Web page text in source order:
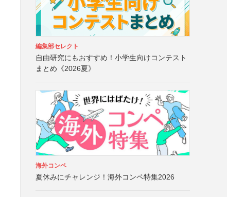
編集部セレクト
自由研究にもおすすめ！小学生向けコンテスト
まとめ《2026夏》
海外コンペ
夏休みにチャレンジ！海外コンペ特集2026